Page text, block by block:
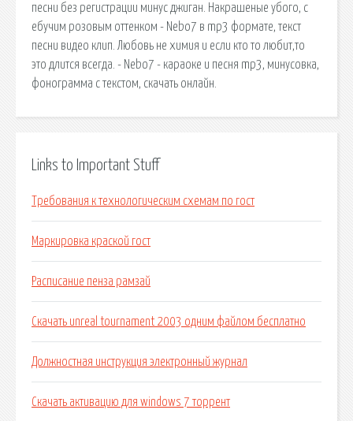
песни без регистрации минус джиган. Накрашеные убого, с
ебучим розовым оттенком - Nebo7 в mp3 формате, текст
песни видео клип. Любовь не химия и если кто то любит,то
это длится всегда. - Nebo7 - караоке и песня mp3, минусовка,
фонограмма с текстом, скачать онлайн.
Links to Important Stuff
Требования к технологическим схемам по гост
Маркировка краской гост
Расписание пенза рамзай
Скачать unreal tournament 2003 одним файлом бесплатно
Должностная инструкция электронный журнал
Скачать активацию для windows 7 торрент